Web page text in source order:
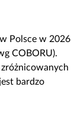
Polsce w 2026
COBORU).
bardzo